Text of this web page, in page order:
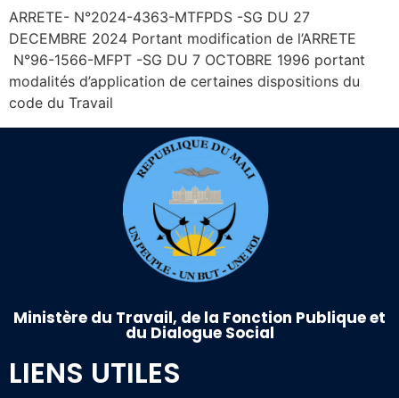
ARRETE- N°2024-4363-MTFPDS -SG DU 27
DECEMBRE 2024 Portant modification de l’ARRETE
N°96-1566-MFPT -SG DU 7 OCTOBRE 1996 portant
modalités d’application de certaines dispositions du
code du Travail
Ministère du Travail, de la Fonction Publique et
du Dialogue Social
LIENS UTILES